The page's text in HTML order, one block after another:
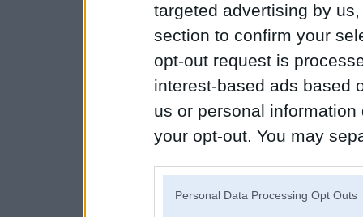
targeted advertising by
section to confirm your
opt-out request is
interest-based ads based
us or personal
your opt-out. You may
Personal Data Processing Opt Outs